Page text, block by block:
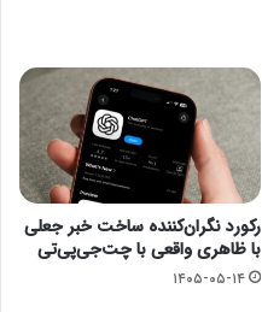
رکورد نگران‌کننده ساخت خبر جعلی
با ظاهری واقعی با چت‌جی‌پی‌تی
۱۴۰۵-۰۵-۱۴